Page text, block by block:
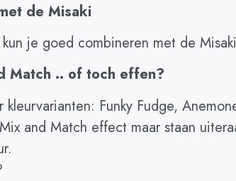
de Misaki
je goed combineren met de
Match .. of toch effen?
Funky Fudge,
and Match effect maar staan